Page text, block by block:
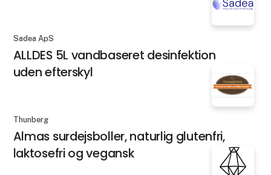
Sadea ApS
ALLDES 5L vandbaseret desinfektion
uden efterskyl
Thunberg
Almas surdejsboller, naturlig glutenfri,
laktosefri og vegansk